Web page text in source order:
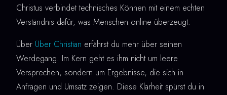
Christus verbindet technisches Können mit einem echten
Verständnis dafür, was Menschen online überzeugt.
Über Über Christian erfährst du mehr über seinen
Werdegang. Im Kern geht es ihm nicht um leere
Versprechen, sondern um Ergebnisse, die sich in
Anfragen und Umsatz zeigen. Diese Klarheit spürst du in